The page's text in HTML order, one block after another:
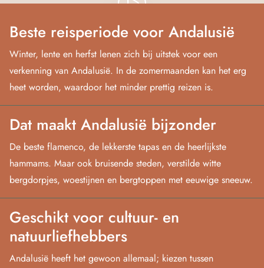
Beste reisperiode voor Andalusië
Winter, lente en herfst lenen zich bij uitstek voor een
verkenning van Andalusië. In de zomermaanden kan het erg
heet worden, waardoor het minder prettig reizen is.
Dat maakt Andalusië bijzonder
De beste flamenco, de lekkerste tapas en de heerlijkste
hammams. Maar ook bruisende steden, verstilde witte
bergdorpjes, woestijnen en bergtoppen met eeuwige sneeuw.
Geschikt voor cultuur- en
natuurliefhebbers
Andalusië heeft het gewoon allemaal; kiezen tussen